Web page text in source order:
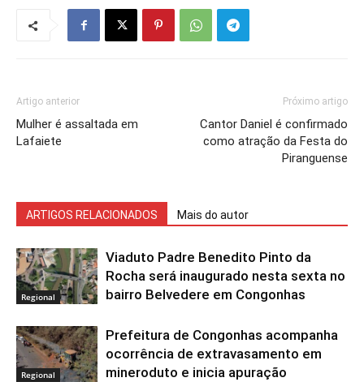
Artigo anterior
Mulher é assaltada em
Lafaiete
Próximo artigo
Cantor Daniel é confirmado
como atração da Festa do
Piranguense
ARTIGOS RELACIONADOS Mais do autor
Regional
Viaduto Padre Benedito Pinto da
Rocha será inaugurado nesta sexta no
bairro Belvedere em Congonhas
Regional
Prefeitura de Congonhas acompanha
ocorrência de extravasamento em
mineroduto e inicia apuração